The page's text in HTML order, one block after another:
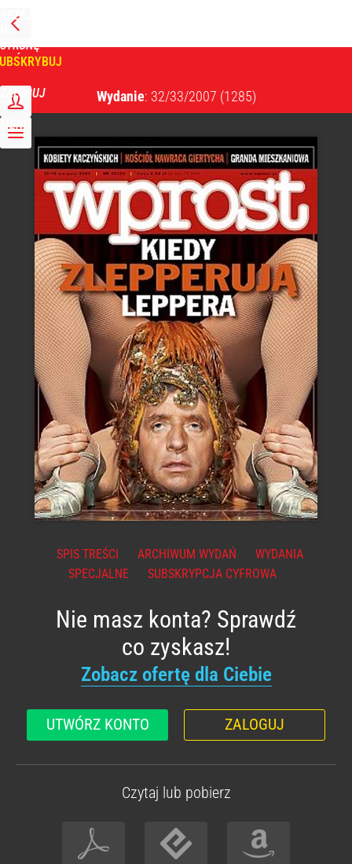
PRZEJDŹ
NA
STRONĘ
GŁÓWNĄ
ZALOGUJ
MENU
Wydanie: 32/33/2007 (1285)
SPIS TREŚCI ARCHIWUM WYDAŃ
WYDANIA
SPECJALNE
SUBSKRYPCJA CYFROWA
Nie masz konta? Sprawdź
co zyskasz!
Zobacz ofertę dla Ciebie
UTWÓRZ KONTO ZALOGUJ
Czytaj lub pobierz